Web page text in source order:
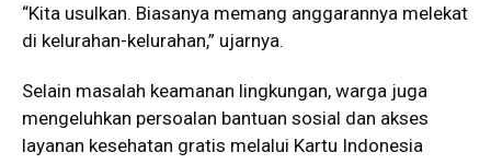
“Kita usulkan. Biasanya memang anggarannya melekat
di kelurahan-kelurahan,” ujarnya.
Selain masalah keamanan lingkungan, warga juga
mengeluhkan persoalan bantuan sosial dan akses
layanan kesehatan gratis melalui Kartu Indonesia